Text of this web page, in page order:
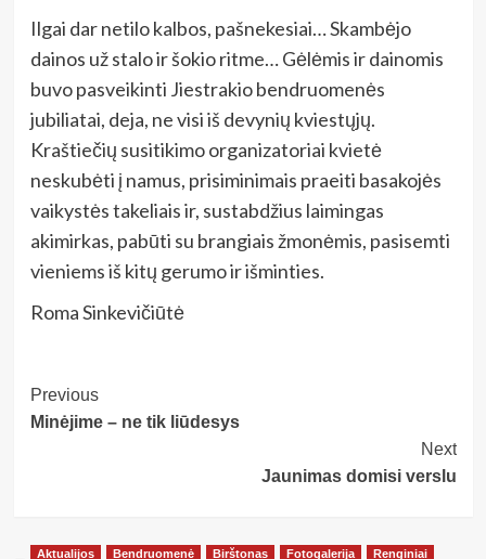
Ilgai dar netilo kalbos, pašnekesiai… Skambėjo
dainos už stalo ir šokio ritme… Gėlėmis ir dainomis
buvo pasveikinti Jiestrakio bendruomenės
jubiliatai, deja, ne visi iš devynių kviestųjų.
Kraštiečių susitikimo organizatoriai kvietė
neskubėti į namus, prisiminimais praeiti basakojės
vaikystės takeliais ir, sustabdžius laimingas
akimirkas, pabūti su brangiais žmonėmis, pasisemti
vieniems iš kitų gerumo ir išminties.
Roma Sinkevičiūtė
Post
Navigation
Previous
Minėjime – ne tik liūdesys
Next
Jaunimas domisi verslu
Aktualijos Bendruomenė Birštonas Fotogalerija
Renginiai